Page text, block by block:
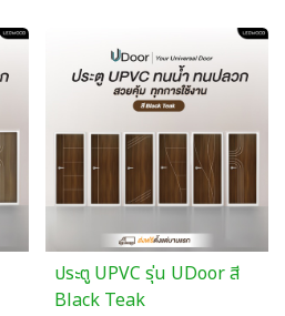
ประตู UPVC รุ่น UDoor สี
Black Teak